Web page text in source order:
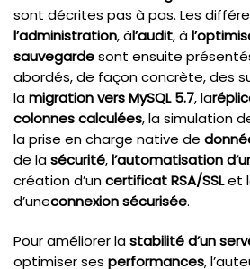
sont décrites pas à pas. Les
l’administration, àl’audit, à
sauvegardesont ensuite
abordés, de façon concrète, des
lamigration vers MySQL 5.7, la
colonnes calculées, la simulation
la prise en charge native de
de lasécurité,l’automatisation
création d’uncertificat RSA/SSLet
d’uneconnexion sécurisée.
Pour améliorer lastabilité d’un
optimiser ses performances,